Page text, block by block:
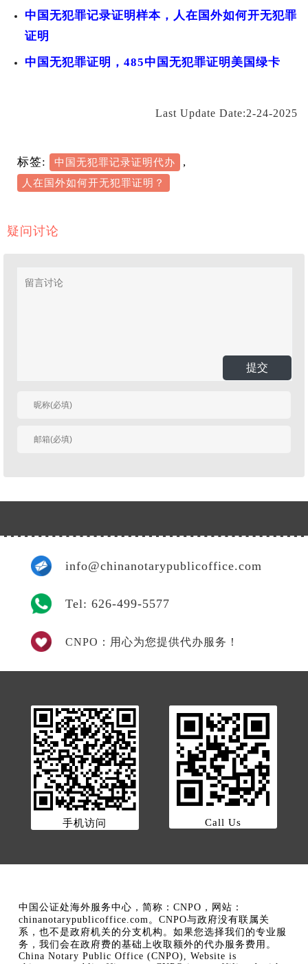
中国无犯罪记录证明样本，人在国外如何开无犯罪
证明
中国无犯罪证明，485中国无犯罪证明美国绿卡
Last Update Date:2-24-2025
标签: 中国无犯罪记录证明代办 ,
人在国外如何开无犯罪证明？
疑问讨论
有人回复时邮件通知
我
提交
info@chinanotarypublicoffice.com
Tel: 626-499-5577
CNPO：用心为您提供代办服务！
手机访问 Call Us
中国公证处海外服务中心，简称：CNPO，网站：
chinanotarypublicoffice.com。CNPO与政府没有联属关
系，也不是政府机关的分支机构。如果您选择我们的专业服
务，我们会在政府费的基础上收取额外的代办服务费用。
China Notary Public Office (CNPO), Website is